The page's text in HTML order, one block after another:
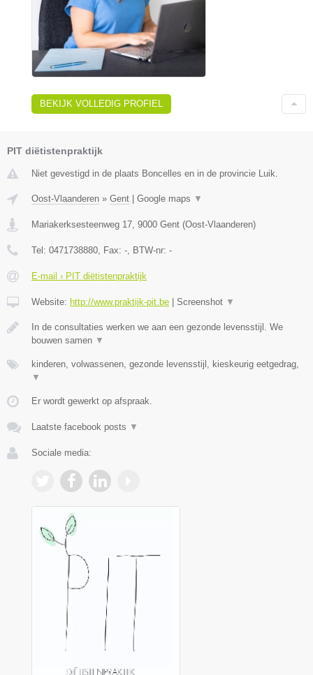
BEKIJK VOLLEDIG PROFIEL
PIT diëtistenpraktijk
Niet gevestigd in de plaats Boncelles en in de provincie Luik.
Oost-Vlaanderen » Gent | Google maps ▼
Mariakerksesteenweg 17 9000 Gent (Oost-Vlaanderen)
Tel: 0471738880 , Fax: - , BTW-nr: -
E-mail › PIT diëtistenpraktijk
Website: http://www.praktijk-pit.be | Screenshot ▼
In de consultaties werken we aan een gezonde levensstijl. We
bouwen samen ▼
kinderen, volwassenen, gezonde levensstijl, kieskeurig eetgedrag,
▼
Er wordt gewerkt op afspraak.
Laatste facebook posts ▼
Sociale media: